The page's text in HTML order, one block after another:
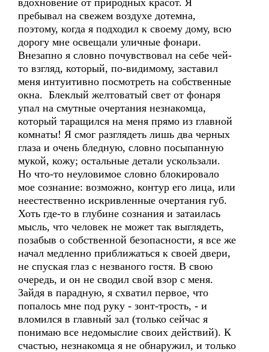
вдохновение от природных красот. Я
пребывал на свежем воздухе дотемна,
поэтому, когда я подходил к своему дому, всю
дорогу мне освещали уличные фонари.
Внезапно я словно почувствовал на себе чей-
то взгляд, который, по-видимому, заставил
меня интуитивно посмотреть на собственные
окна. Блеклый желтоватый свет от фонаря
упал на смутные очертания незнакомца,
который таращился на меня прямо из главной
комнаты! Я смог разглядеть лишь два черных
глаза и очень бледную, словно посыпанную
мукой, кожу; остальные детали ускользали.
Но что-то неуловимое словно блокировало
мое сознание: возможно, контур его лица, или
неестественно искривленные очертания губ.
Хоть где-то в глубине сознания и затаилась
мысль, что человек не может так выглядеть,
позабыв о собственной безопасности, я все же
начал медленно приближаться к своей двери,
не спуская глаз с незваного гостя. В свою
очередь, и он не сводил свой взор с меня.
Зайдя в парадную, я схватил первое, что
попалось мне под руку - зонт-трость, - и
вломился в главный зал (только сейчас я
понимаю все недомыслие своих действий). К
счастью, незнакомца я не обнаружил, и только